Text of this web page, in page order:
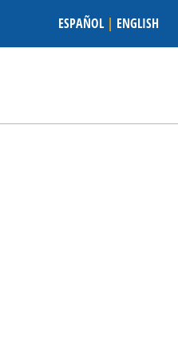
ESPAÑOL | ENGLISH